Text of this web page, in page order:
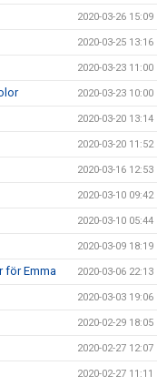
2020-03-26 15:09
2020-03-25 13:16
2020-03-23 11:00
2020-03-23 10:00
2020-03-20 13:14
2020-03-20 11:52
2020-03-16 12:53
2020-03-10 09:42
2020-03-10 05:44
2020-03-09 18:19
för Emma 2020-03-06 22:13
2020-03-03 19:06
2020-02-29 18:05
2020-02-27 12:07
2020-02-27 11:11